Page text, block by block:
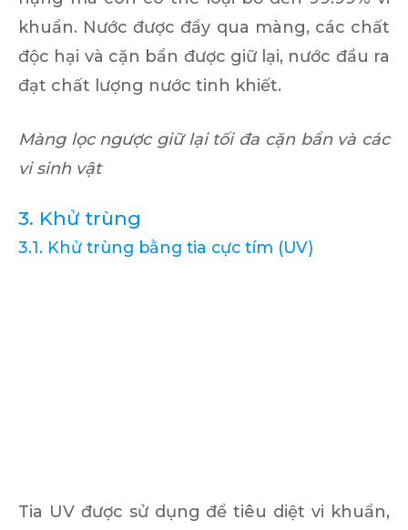
khuẩn. Nước được đẩy qua màng, các chất
độc hại và cặn bẩn được giữ lại, nước đầu ra
đạt chất lượng nước tinh khiết.
Màng lọc ngược giữ lại tối đa cặn bẩn và các
vi sinh vật
3. Khử trùng
3.1. Khử trùng bằng tia cực tím (UV)
Tia UV được sử dụng để tiêu diệt vi khuẩn,